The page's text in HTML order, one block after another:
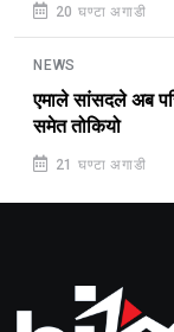
20 घण्टा अगाडी
NEWS
एमाले सांसदले अब
समेत तोकियो
21 घण्टा अगाडी